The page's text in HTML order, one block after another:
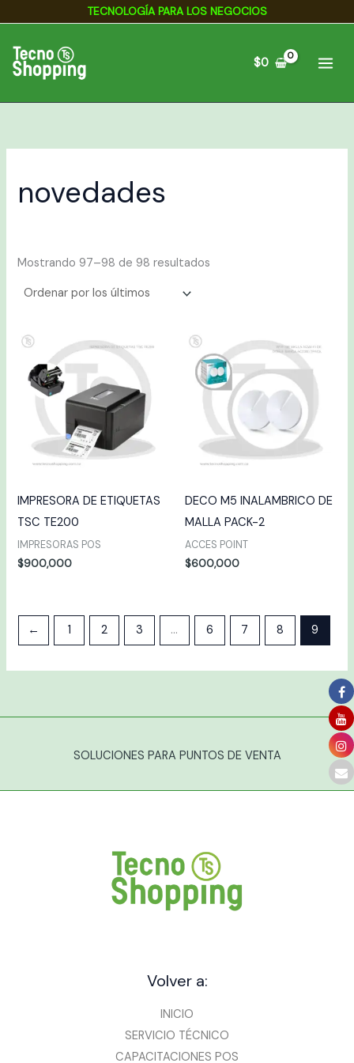
contenido
TECNOLOGÍA PARA LOS NEGOCIOS
$0
novedades
Mostrando 97–98 de 98 resultados
Ordenado
por
los
IMPRESORA DE ETIQUETAS
TSC TE200
IMPRESORAS POS
$900,000
DECO M5 INALAMBRICO DE
MALLA PACK-2
ACCES POINT
$600,000
← 1 2 3 … 6 7 8 9
SOLUCIONES PARA PUNTOS DE VENTA
Volver a:
INICIO
SERVICIO TÉCNICO
CAPACITACIONES POS